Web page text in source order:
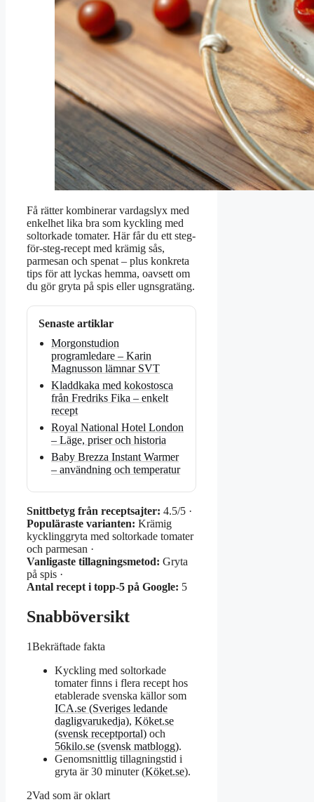
Få rätter kombinerar vardagslyx med
enkelhet lika bra som kyckling med
soltorkade tomater. Här får du ett steg-
för-steg-recept med krämig sås,
parmesan och spenat – plus konkreta
tips för att lyckas hemma, oavsett om
du gör gryta på spis eller ugnsgratäng.
Senaste artiklar
Morgonstudion
programledare – Karin
Magnusson lämnar SVT
Kladdkaka med kokostosca
från Fredriks Fika – enkelt
recept
Royal National Hotel London
– Läge, priser och historia
Baby Brezza Instant Warmer
– användning och temperatur
Snittbetyg från receptsajter: 4.5/5 ·
Populäraste varianten: Krämig
kycklinggryta med soltorkade tomater
och parmesan ·
Vanligaste tillagningsmetod: Gryta
på spis ·
Antal recept i topp‑5 på Google: 5
Snabböversikt
1Bekräftade fakta
Kyckling med soltorkade
tomater finns i flera recept hos
etablerade svenska källor som
ICA.se (Sveriges ledande
dagligvarukedja), Köket.se
(svensk receptportal) och
56kilo.se (svensk matblogg).
Genomsnittlig tillagningstid i
gryta är 30 minuter (Köket.se).
2Vad som är oklart